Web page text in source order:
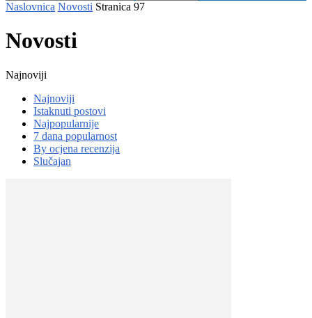
Naslovnica Novosti Stranica 97
Novosti
Najnoviji
Najnoviji
Istaknuti postovi
Najpopularnije
7 dana popularnost
By ocjena recenzija
Slučajan